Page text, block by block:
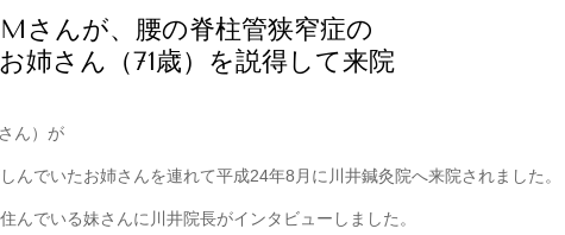
さんが、腰の脊柱管狭窄症の
姉さん（71歳）を説得して来院
ん）が
んでいたお姉さんを連れて平成24年8月に川井鍼灸院へ来院されました。
んでいる妹さんに川井院長がインタビューしました。